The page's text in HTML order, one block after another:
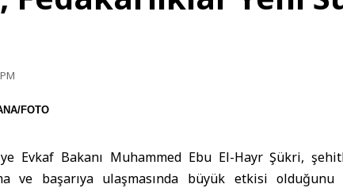
FOTO
Evkaf Bakanı Muhammed Ebu El-Hayr Şükri,
ve başarıya ulaşmasında büyük etkisi